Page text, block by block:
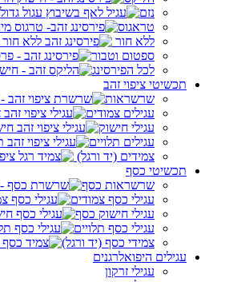
נזם
טראגוס
ללא חור
ספטום וטבור
לכל הפירסינג
תכשיטי ציפוי זהב
שרשראות
עגילים צמודים
עגילי חישוק
עגילים תלויים
צמידים (יד ורגל)
תכשיטי כסף
שרשראות כסף
עגילי כסף צמודים
עגילי חישוק כסף
עגילי כסף תלויים
צמידי כסף (יד ורגל)
עגילים היפואלרגנים
עגילי זרקון